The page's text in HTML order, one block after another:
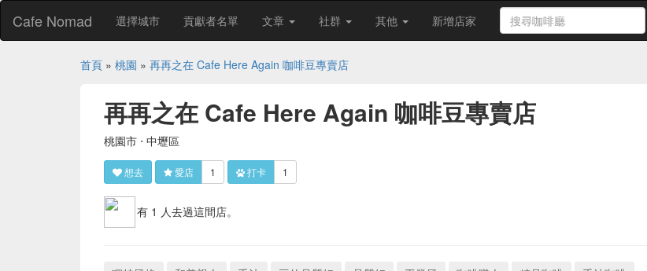
Cafe Nomad 選擇城市 貢獻者名單 文章 社群 其他 新增店家
首頁 » 桃園 » 再再之在 Cafe Here Again 咖啡豆專賣店
再再之在 Cafe Here Again 咖啡豆專賣店
桃園市 ⋅ 中壢區
想去 愛店 1 打卡 1
有 1 人去過這間店。